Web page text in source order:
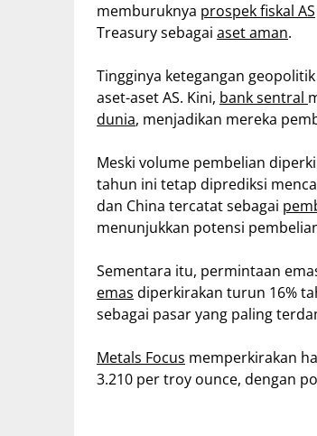
memburuknya prospek fiskal AS
Treasury sebagai aset aman.
Tingginya ketegangan
aset-aset AS. Kini, bank sentral
dunia, menjadikan mereka
Meski volume pembelian
tahun ini tetap diprediksi
dan China tercatat sebagai
menunjukkan potensi
Sementara itu, permintaan
emas diperkirakan turun 16%
sebagai pasar yang paling
Metals Focus memperkirakan
3.210 per troy ounce, dengan